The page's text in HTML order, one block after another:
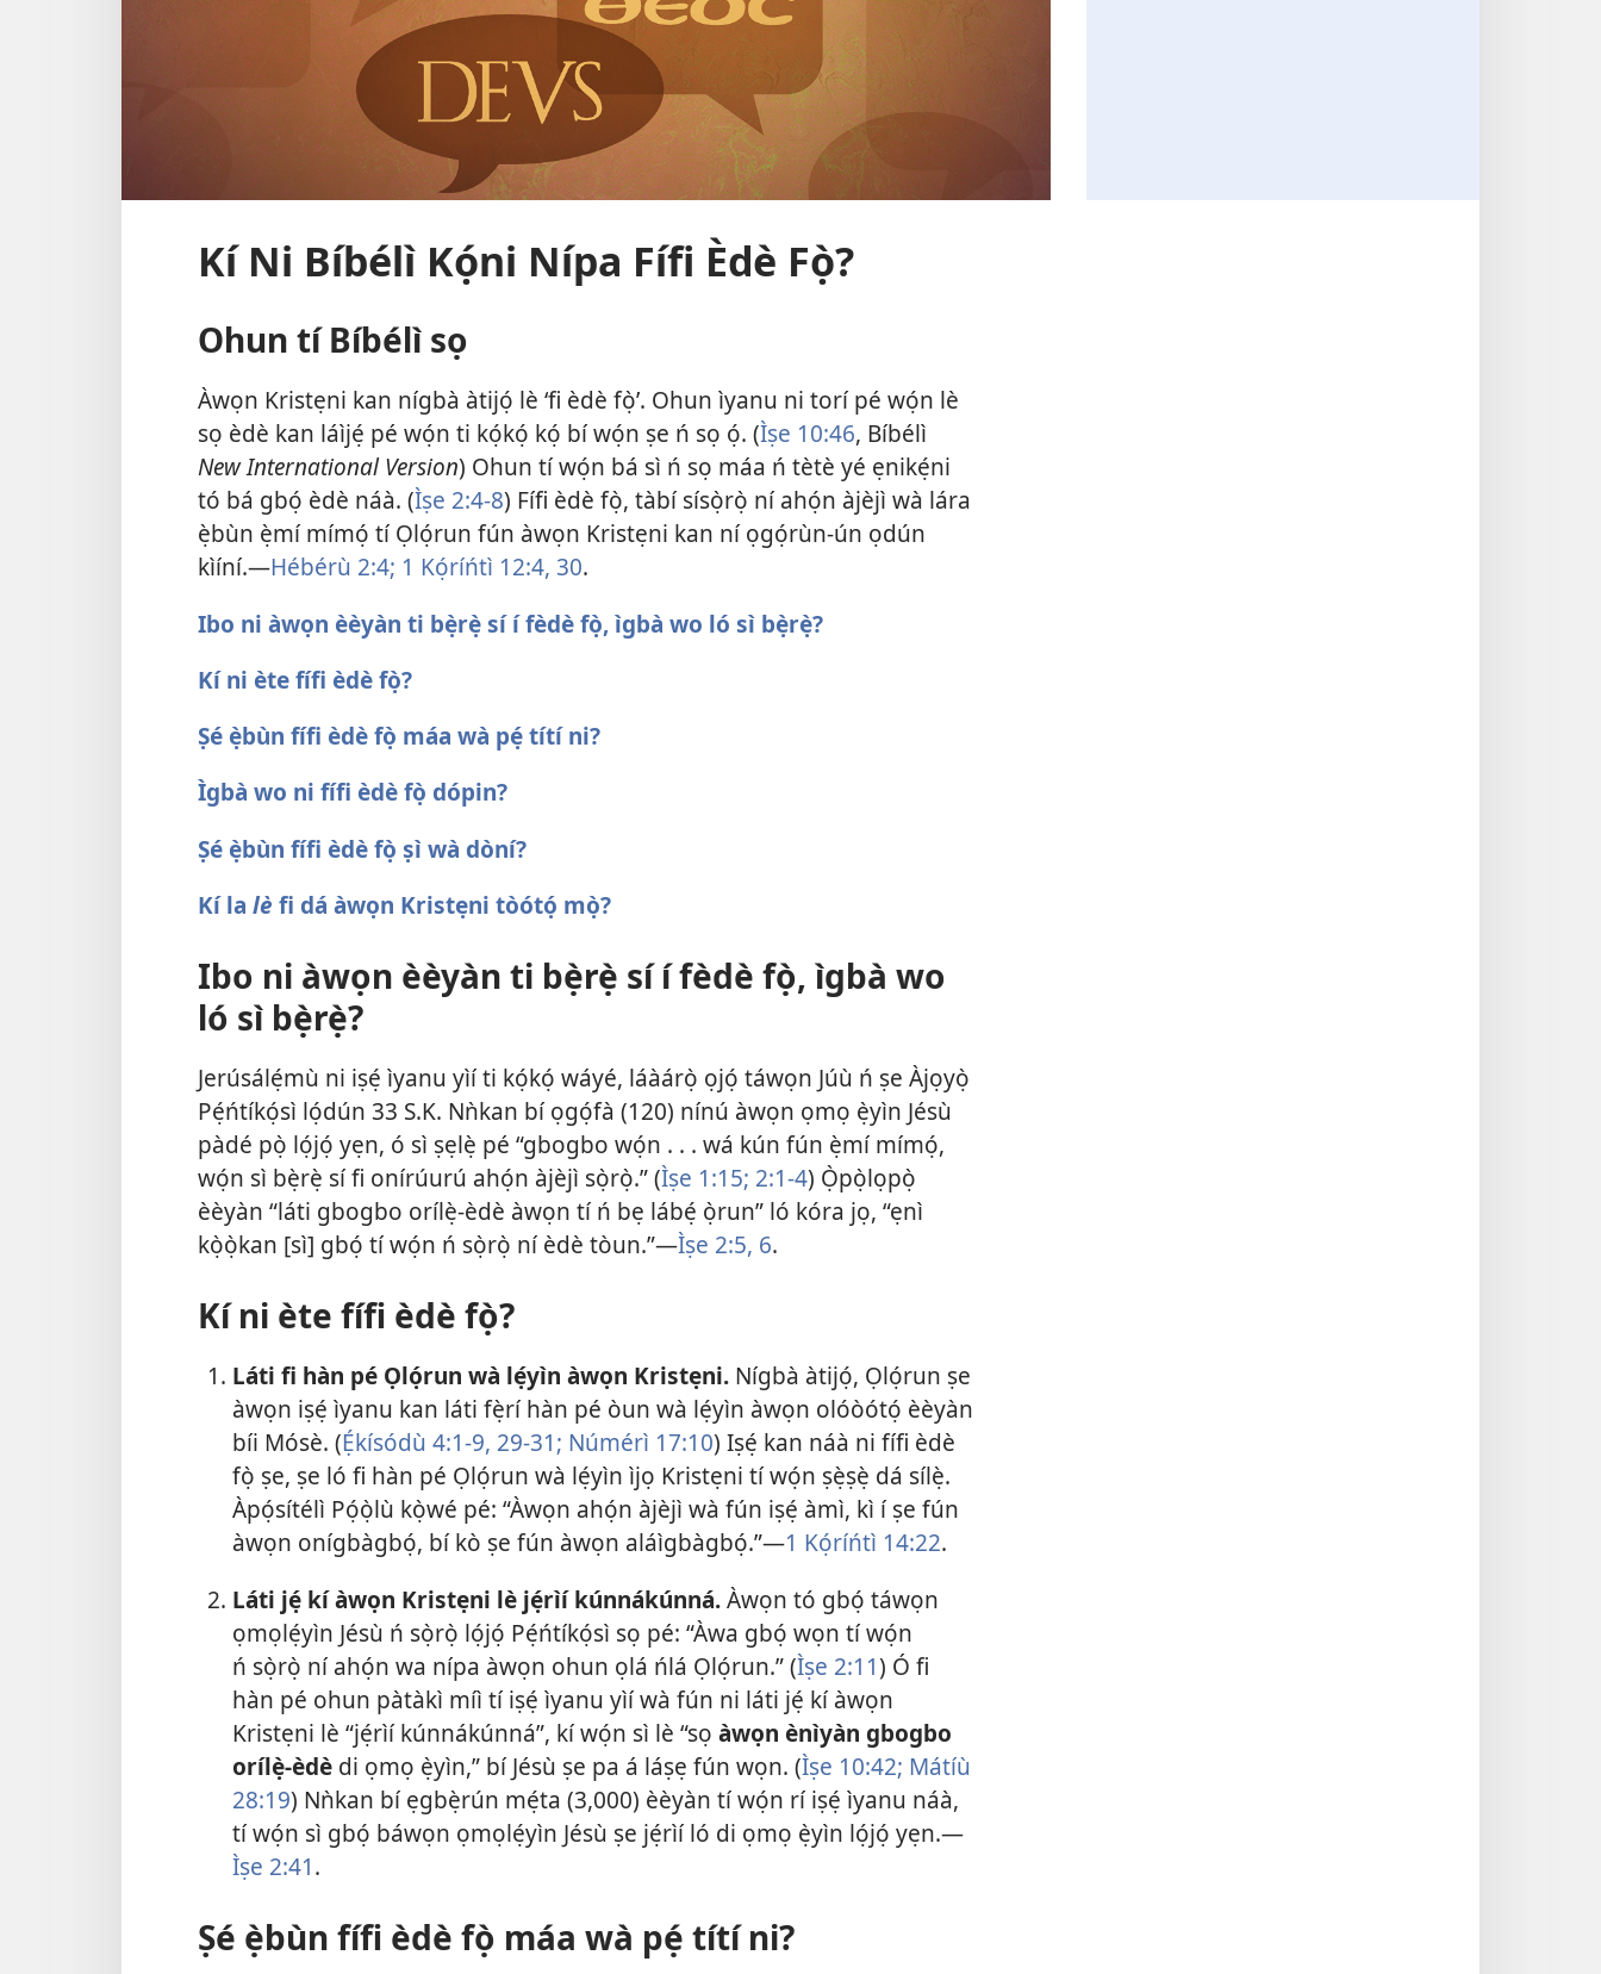
Kí Ni Bíbélì Kọ́ni Nípa Fífi Èdè Fọ̀?
Ohun tí Bíbélì sọ
Àwọn Kristẹni kan nígbà àtijọ́ lè ‘fi èdè fọ̀’. Ohun ìyanu ni torí pé wọ́n lè
sọ èdè kan láìjẹ́ pé wọ́n ti kọ́kọ́ kọ́ bí wọ́n ṣe ń sọ ọ́. (Ìṣe 10:46, Bíbélì
New International Version) Ohun tí wọ́n bá sì ń sọ máa ń tètè yé ẹnikẹ́ni
tó bá gbọ́ èdè náà. (Ìṣe 2:4-8) Fífi èdè fọ̀, tàbí sísọ̀rọ̀ ní ahọ́n àjèjì wà lára
ẹ̀bùn ẹ̀mí mímọ́ tí Ọlọ́run fún àwọn Kristẹni kan ní ọgọ́rùn-ún ọdún
kìíní.​—Hébérù 2:4; 1 Kọ́ríńtì 12:4, 30.
Ibo ni àwọn èèyàn ti bẹ̀rẹ̀ sí í fèdè fọ̀, ìgbà wo ló sì bẹ̀rẹ̀?
Kí ni ète fífi èdè fọ̀?
Ṣé ẹ̀bùn fífi èdè fọ̀ máa wà pẹ́ títí ni?
Ìgbà wo ni fífi èdè fọ̀ dópin?
Ṣé ẹ̀bùn fífi èdè fọ̀ ṣì wà dòní?
Kí la lè fi dá àwọn Kristẹni tòótọ́ mọ̀?
Ibo ni àwọn èèyàn ti bẹ̀rẹ̀ sí í fèdè fọ̀, ìgbà wo
ló sì bẹ̀rẹ̀?
Jerúsálẹ́mù ni iṣẹ́ ìyanu yìí ti kọ́kọ́ wáyé, láàárọ̀ ọjọ́ táwọn Júù ń ṣe Àjọyọ̀
Pẹ́ńtíkọ́sì lọ́dún 33 S.K. Nǹkan bí ọgọ́fà (120) nínú àwọn ọmọ ẹ̀yìn Jésù
pàdé pọ̀ lọ́jọ́ yẹn, ó sì ṣẹlẹ̀ pé “gbogbo wọ́n . . . wá kún fún ẹ̀mí mímọ́,
wọ́n sì bẹ̀rẹ̀ sí fi onírúurú ahọ́n àjèjì sọ̀rọ̀.” (Ìṣe 1:15; 2:1-4) Ọ̀pọ̀lọpọ̀
èèyàn “láti gbogbo orílẹ̀-èdè àwọn tí ń bẹ lábẹ́ ọ̀run” ló kóra jọ, “ẹnì
kọ̀ọ̀kan [sì] gbọ́ tí wọ́n ń sọ̀rọ̀ ní èdè tòun.”​—Ìṣe 2:5, 6.
Kí ni ète fífi èdè fọ̀?
Láti fi hàn pé Ọlọ́run wà lẹ́yìn àwọn Kristẹni.Nígbà àtijọ́, Ọlọ́run ṣe
àwọn iṣẹ́ ìyanu kan láti fẹ̀rí hàn pé òun wà lẹ́yìn àwọn olóòótọ́ èèyàn
bíi Mósè. (Ẹ́kísódù 4:1-9, 29-​31; Númérì 17:10) Iṣẹ́ kan náà ni fífi èdè
fọ̀ ṣe, ṣe ló fi hàn pé Ọlọ́run wà lẹ́yìn ìjọ Kristẹni tí wọ́n ṣẹ̀ṣẹ̀ dá sílẹ̀.
Àpọ́sítélì Pọ́ọ̀lù kọ̀wé pé: “Àwọn ahọ́n àjèjì wà fún iṣẹ́ àmì, kì í ṣe fún
àwọn onígbàgbọ́, bí kò ṣe fún àwọn aláìgbàgbọ́.”​—1 Kọ́ríńtì 14:22.
Láti jẹ́ kí àwọn Kristẹni lè jẹ́rìí kúnnákúnná.Àwọn tó gbọ́ táwọn
ọmọlẹ́yìn Jésù ń sọ̀rọ̀ lọ́jọ́ Pẹ́ńtíkọ́sì sọ pé: “Àwa gbọ́ wọn tí wọ́n
ń sọ̀rọ̀ ní ahọ́n wa nípa àwọn ohun ọlá ńlá Ọlọ́run.” (Ìṣe 2:11) Ó fi
hàn pé ohun pàtàkì míì tí iṣẹ́ ìyanu yìí wà fún ni láti jẹ́ kí àwọn
Kristẹni lè “jẹ́rìí kúnnákúnná”, kí wọ́n sì lè “sọ àwọn ènìyàn gbogbo
orílẹ̀-èdèdi ọmọ ẹ̀yìn,” bí Jésù ṣe pa á láṣẹ fún wọn. (Ìṣe 10:42; Mátíù
28:19) Nǹkan bí ẹgbẹ̀rún mẹ́ta (3,000) èèyàn tí wọ́n rí iṣẹ́ ìyanu náà,
tí wọ́n sì gbọ́ báwọn ọmọlẹ́yìn Jésù ṣe jẹ́rìí ló di ọmọ ẹ̀yìn lọ́jọ́ yẹn.​—
Ìṣe 2:41.
Ṣé ẹ̀bùn fífi èdè fọ̀ máa wà pẹ́ títí ni?